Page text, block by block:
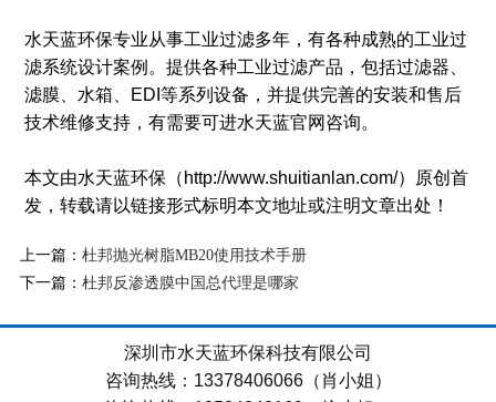
水天蓝环保专业从事工业过滤多年，有各种成熟的工业过
滤系统设计案例。提供各种工业过滤产品，包括过滤器、
滤膜、水箱、EDI等系列设备，并提供完善的安装和售后
技术维修支持，有需要可进水天蓝官网咨询。
本文由水天蓝环保（http://www.shuitianlan.com/）原创首
发，转载请以链接形式标明本文地址或注明文章出处！
上一篇： 杜邦抛光树脂MB20使用技术手册
下一篇： 杜邦反渗透膜中国总代理是哪家
深圳市水天蓝环保科技有限公司
咨询热线：13378406066（肖小姐）